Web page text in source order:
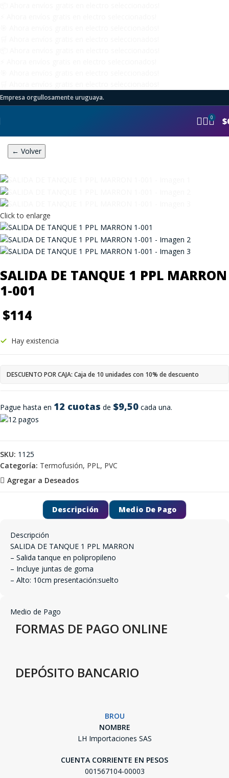
Empresa orgullosamente uruguaya.
0 $
← Volver
Click to enlarge
SALIDA DE TANQUE 1 PPL MARRON
1-001
$114
Pague hasta en 12 cuotas de $9,50 cada una.
Hay existencia
DESCUENTO POR CAJA: Caja de 10 unidades con 10% de descuento
Agregar a Deseados
SKU: 1125
Categoría: Termofusión, PPL, PVC
Descripción Medio De Pago
Descripción
SALIDA DE TANQUE 1 PPL MARRON
– Salida tanque en polipropileno
– Incluye juntas de goma
– Alto: 10cm presentación:suelto
Medio de Pago
FORMAS DE PAGO ONLINE
DEPÓSITO BANCARIO
BROU
NOMBRE
LH Importaciones SAS
CUENTA CORRIENTE EN PESOS
001567104-00003